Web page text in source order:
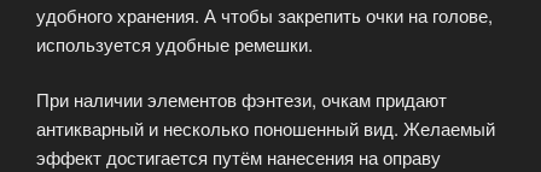
удобного хранения. А чтобы закрепить очки на голове,
используется удобные ремешки.
При наличии элементов фэнтези, очкам придают
антикварный и несколько поношенный вид. Желаемый
эффект достигается путём нанесения на оправу